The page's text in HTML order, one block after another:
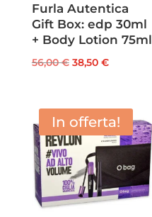
Furla Autentica
Gift Box: edp 30ml
+ Body Lotion 75ml
56,00€ Il
era:
56,00 €.
38,50 €Il
è:
38,50 €.
In offerta!